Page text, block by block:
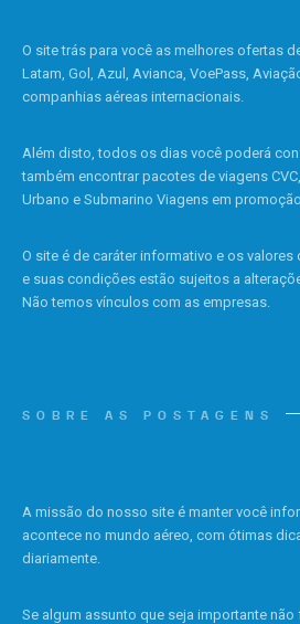
O site trás para você as melhores ofertas
Latam, Gol, Azul, Avianca, VoePass,
companhias aéreas internacionais.
Além disto, todos os dias você poderá
também encontrar pacotes de viagens
Urbano e Submarino Viagens em promoção.
O site é de caráter informativo e os
e suas condições estão sujeitos a
Não temos vínculos com as empresas.
SOBRE AS POSTAGENS
A missão do nosso site é manter você
acontece no mundo aéreo, com ótimas
diariamente.
Se algum assunto que seja importante